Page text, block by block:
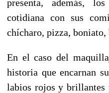
presenta, además,
cotidiana con sus
chícharo, pizza, boniato,
En el caso del
historia que encarnan
labios rojos y brillantes